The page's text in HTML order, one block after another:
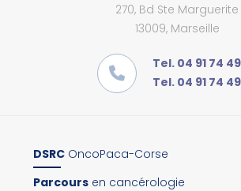
270, Bd Ste Marguerite
13009, Marseille
Tel. 04 91 74
Tel. 04 91 74
DSRC OncoPaca-Corse
Parcours en cancérologie